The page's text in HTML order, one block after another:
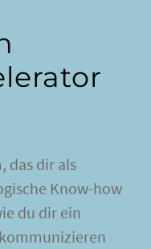
das dir als
Know-how
du dir ein